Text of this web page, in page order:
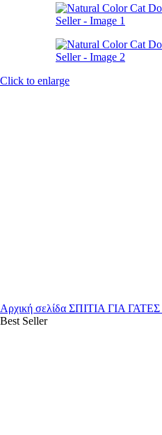
Click to enlarge
Αρχική σελίδα ΣΠΙΤΙΑ ΓΙΑ ΓΑΤΕΣ
Best Seller